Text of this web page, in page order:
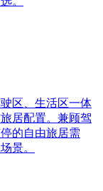
区、生活区一体
居配置。兼顾驾
的自由旅居需
景。